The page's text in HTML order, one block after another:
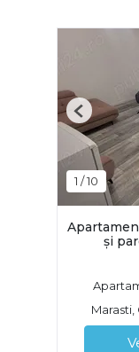
1 /10
Previous
și